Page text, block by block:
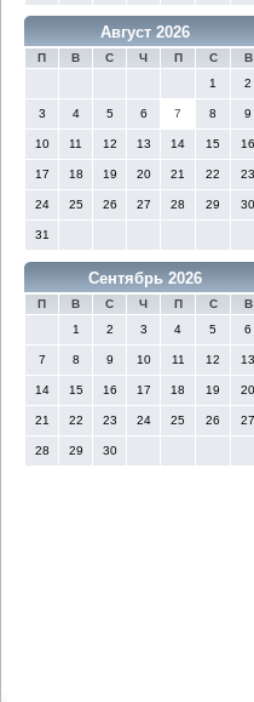
Август 2026
П В С Ч П С
В
1
2
3 4 5 6 7 8 9
10 11 12 13 14 15 16
17 18 19 20 21 22 23
24 25 26 27 28 29 30
31
Сентябрь 2026
П В С Ч П С
В
1
2 3 4 5 6
7 8 9 10 11 12 13
14 15 16 17 18 19 20
21 22 23 24 25 26 27
28 29 30